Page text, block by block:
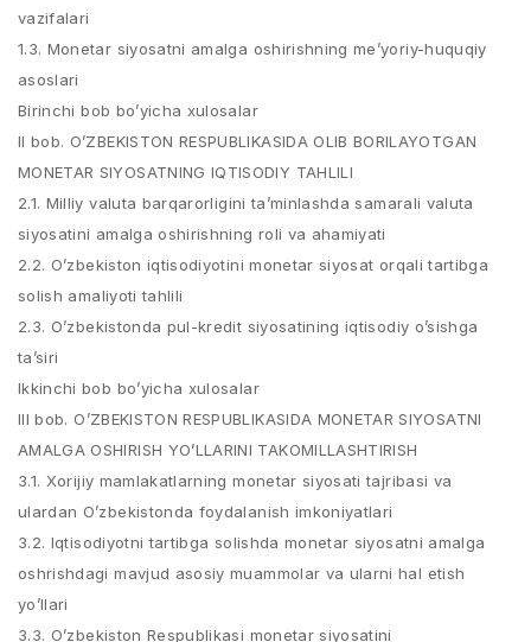
vazifalari
1.3. Monetar siyosatni amalga oshirishning me’yoriy-huquqiy
asoslari
Birinchi bob bo’yicha xulosalar
II bob. O’ZBEKISTON RESPUBLIKASIDA OLIB BORILAYOTGAN
MONETAR SIYOSATNING IQTISODIY TAHLILI
2.1. Milliy valuta barqarorligini ta’minlashda samarali valuta
siyosatini amalga oshirishning roli va ahamiyati
2.2. O’zbekiston iqtisodiyotini monetar siyosat orqali tartibga
solish amaliyoti tahlili
2.3. O’zbekistonda pul-kredit siyosatining iqtisodiy o’sishga
ta’siri
Ikkinchi bob bo’yicha xulosalar
III bob. O’ZBEKISTON RESPUBLIKASIDA MONETAR SIYOSATNI
AMALGA OSHIRISH YO’LLARINI TAKOMILLASHTIRISH
3.1. Xorijiy mamlakatlarning monetar siyosati tajribasi va
ulardan O’zbekistonda foydalanish imkoniyatlari
3.2. Iqtisodiyotni tartibga solishda monetar siyosatni amalga
oshrishdagi mavjud asosiy muammolar va ularni hal etish
yo’llari
3.3. O’zbekiston Respublikasi monetar siyosatini